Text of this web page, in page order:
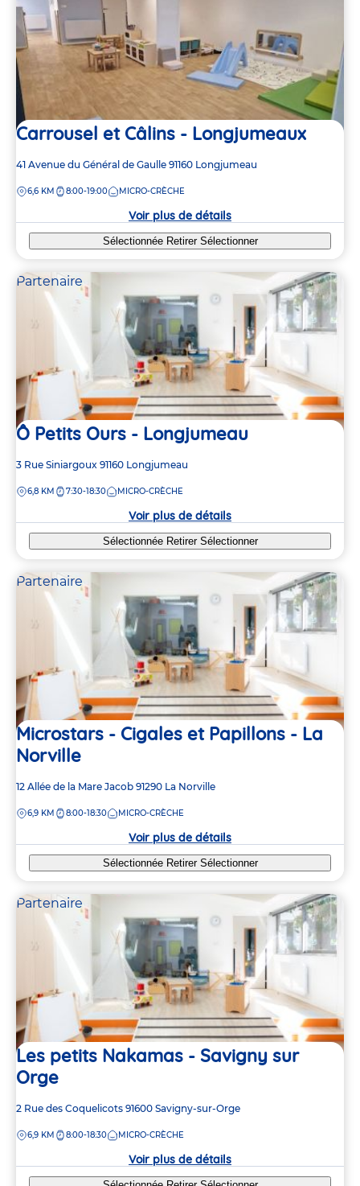
Carrousel et Câlins - Longjumeaux
Adresse
la
41 Avenue du Général de Gaulle 91160 Longjumeau
DISTANCE
6,6 KM 8:00-19:00 MICRO-CRÈCHE
Voir plus de détails
Sélectionnée Retirer Sélectionner
Partenaire
Ô Petits Ours - Longjumeau
Adresse
la
3 Rue Siniargoux 91160 Longjumeau
DISTANCE
6,8 KM 7:30-18:30 MICRO-CRÈCHE
Voir plus de détails
Sélectionnée Retirer Sélectionner
Partenaire
Microstars - Cigales et Papillons - La
Norville
Adresse
la
12 Allée de la Mare Jacob 91290 La Norville
DISTANCE
6,9 KM 8:00-18:30 MICRO-CRÈCHE
Voir plus de détails
Sélectionnée Retirer Sélectionner
Partenaire
Les petits Nakamas - Savigny sur
Orge
Adresse
la
2 Rue des Coquelicots 91600 Savigny-sur-Orge
DISTANCE
6,9 KM 8:00-18:30 MICRO-CRÈCHE
Voir plus de détails